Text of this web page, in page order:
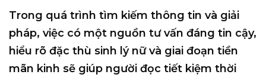
Trong quá trình tìm kiếm thông tin và giải
pháp, việc có một nguồn tư vấn đáng tin cậy,
hiểu rõ đặc thù sinh lý nữ và giai đoạn tiền
mãn kinh sẽ giúp người đọc tiết kiệm thời